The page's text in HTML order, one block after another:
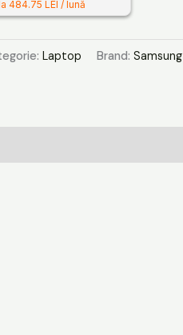
484.75 LEI / lună
Laptop Brand: Samsung